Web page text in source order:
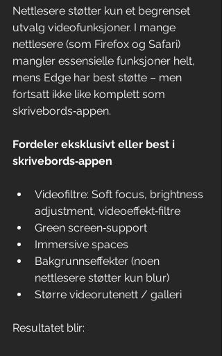
Nettlesere støtter kun et begrenset
utvalg videofunksjoner. I mange
nettlesere (som Firefox og Safari)
mangler essensielle funksjoner helt,
mens Edge har best støtte – men
fortsatt ikke like komplett som
skrivebords‑appen.
Fordeler eksklusivt eller best i
skrivebords‑appen
Videofiltre: Soft focus, brightness
adjustment, videoeffekt‑filtre
Green screen‑support
Immersive spaces
Bakgrunnseffekter (noen
nettlesere støtter kun blur)
Større videorutenett / galleri
Resultatet blir: